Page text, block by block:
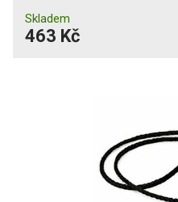
Skladem
463 Kč